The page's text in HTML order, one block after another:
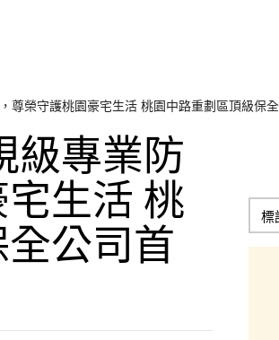
尊榮守護桃園豪宅生活 桃園中路重劃區頂級保
級專業防
生活 桃
公司首